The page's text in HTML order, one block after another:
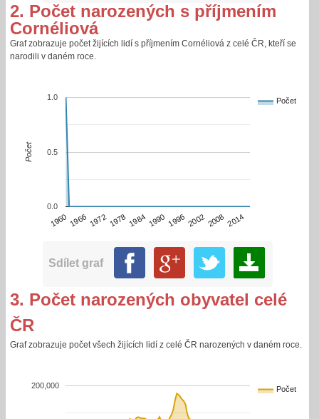
2. Počet narozených s příjmením
Cornéliová
Graf zobrazuje počet žijících lidí s příjmením Cornéliová z celé ČR, kteří se
narodili v daném roce.
Počet
1960 1966 1972 1978 1984 1990 1996 200220082014
0.0
0.5
1.0
Počet
Sdílet graf
3. Počet narozených obyvatel celé
ČR
Graf zobrazuje počet všech žijících lidí z celé ČR narozených v daném roce.
Počet
200,000